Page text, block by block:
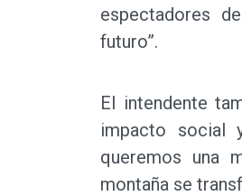
espectadores
futuro”.
El intendente
impacto social
queremos una
montaña se